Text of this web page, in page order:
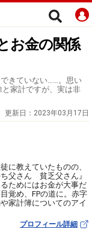
お金の関係
きていない……。思い
家計ですが、実は非
更新日： 2023年03月17日
に教えていたものの、
父さん 貧乏父さん』
ためにはお金が大事だ
覚め、FPの道に。赤字
家計簿についてのアイ
プロフィール詳細